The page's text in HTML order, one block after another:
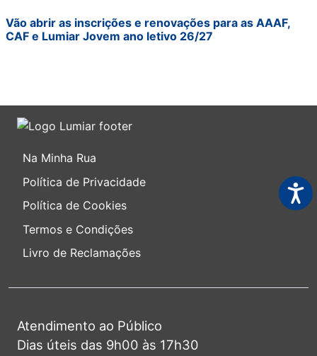
Vão abrir as inscrições e renovações para as AAAF,
CAF e Lumiar Jovem ano letivo 26/27
Na Minha Rua
Política de Privacidade
Política de Cookies
Termos e Condições
Livro de Reclamações
Atendimento ao Público
Dias úteis das 9h00 às 17h30